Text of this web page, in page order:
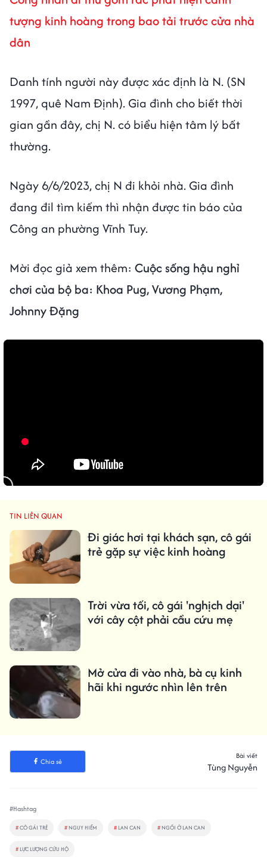
tượng kinh hoàng trong bao tải trước cửa nhà
dân
Danh tính người này được xác định là N. (SN
1997, quê Nam Định). Gia đình cho biết thời
gian gần đây, chị N. có biểu hiện tâm lý bất
thường.
Ngày 6/6/2023, chị N đi khỏi nhà. Gia đình
đang đil tìm kiếm thì nhận được tin báo của
Công an phường Vĩnh Tuy.
Mời đọc giả xem thêm: Cuộc sống hậu nghỉ
chơi của bộ ba: Khoa Pug, Vương Phạm,
Johnny Đặng
TIN LIÊN QUAN
Đi giác hơi tại khách sạn, cô gái
trẻ gặp sự việc kinh hoàng
Trời vừa tối, cô gái 'nghịch dại'
với cây cột phải cầu cứu mẹ
Mở cửa đi vào nhà, bà cụ kinh
hãi khi ngước nhìn lên trên
Chia sẻ
Bài viết
Tùng Nguyễn
#Hashtag
#CÔ GÁI TRẺ # NGUY HIỂM # LAN CAN # NGỒI Ở LAN CAN
# LỰC LƯỢNG CỨU HỘ